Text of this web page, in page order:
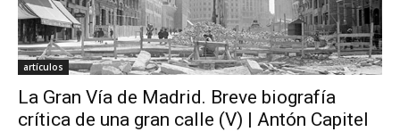
artículos
La Gran Vía de Madrid. Breve biografía
crítica de una gran calle (V) | Antón Capitel